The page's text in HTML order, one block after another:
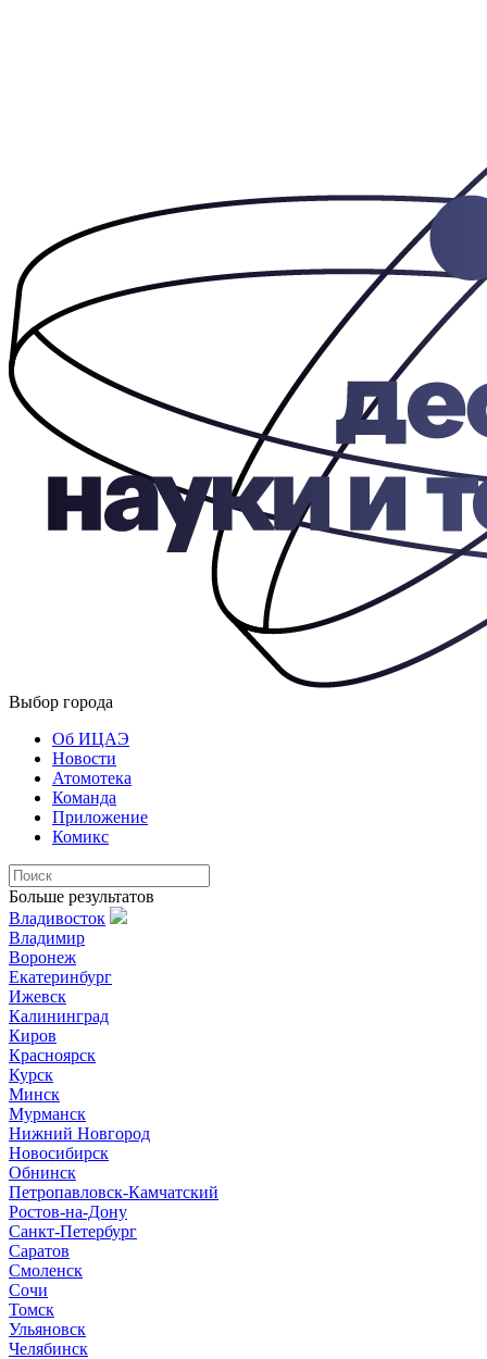
Выбор города
Об ИЦАЭ
Новости
Атомотека
Команда
Приложение
Комикс
Больше результатов
Владивосток
Владимир
Воронеж
Екатеринбург
Ижевск
Калининград
Киров
Красноярск
Курск
Минск
Мурманск
Нижний Новгород
Новосибирск
Обнинск
Петропавловск-Камчатский
Ростов-на-Дону
Санкт-Петербург
Саратов
Смоленск
Сочи
Томск
Ульяновск
Челябинск